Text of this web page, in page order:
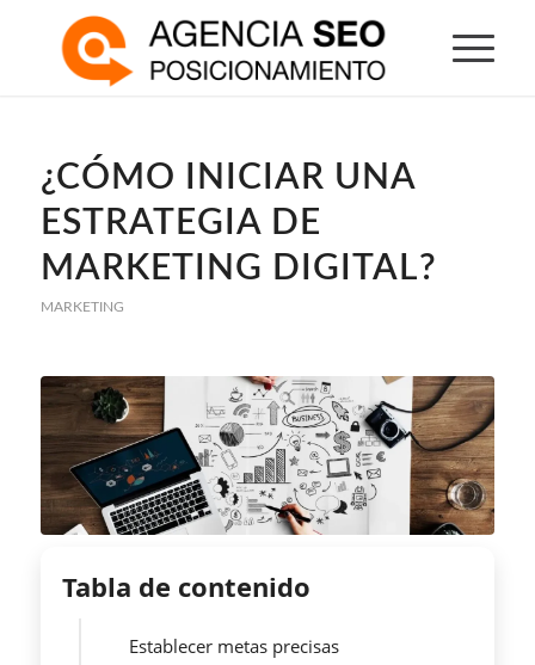
¿CÓMO INICIAR UNA
ESTRATEGIA DE
MARKETING DIGITAL?
MARKETING
Tabla de contenido
Establecer metas precisas